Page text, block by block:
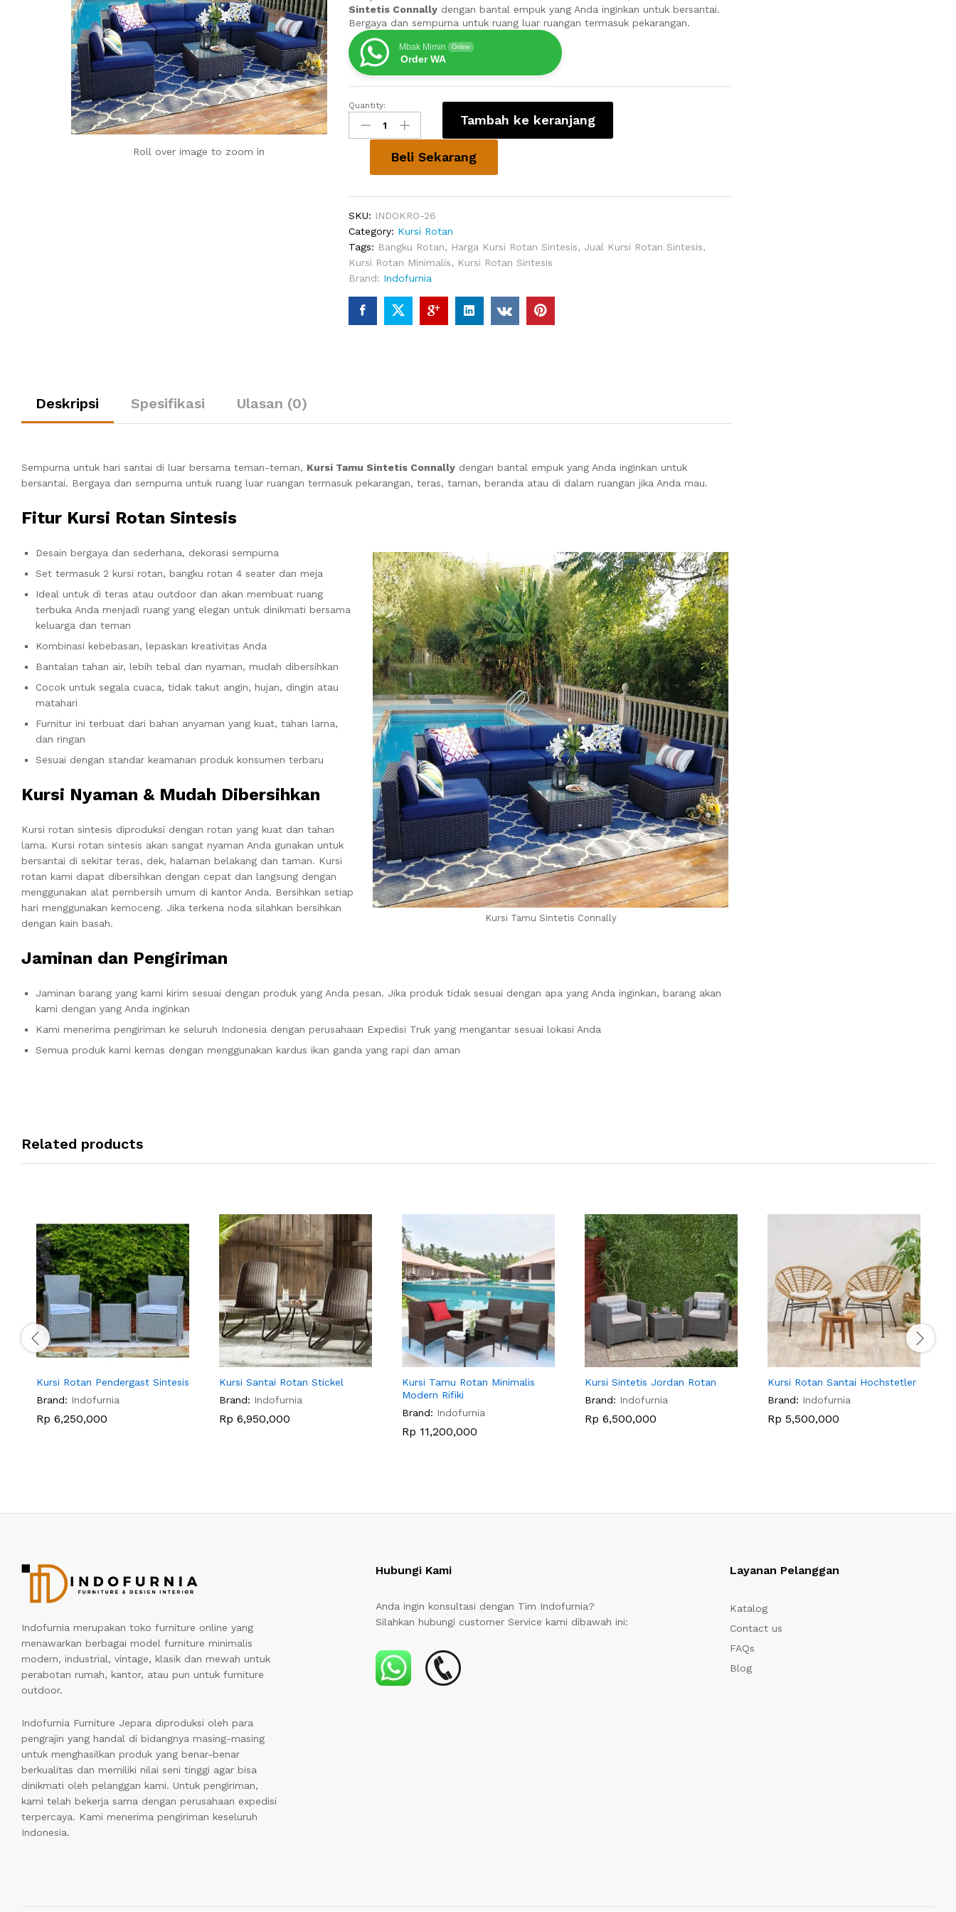
Roll over image to zoom in
Sintetis Connallydengan bantal empuk yang Anda inginkan untuk bersantai.
Bergaya dan sempurna untuk ruang luar ruangan termasuk pekarangan.
Mbak Mimin Online
Order WA
Kursi
Tamu
Sintetis
Quantity:
Tambah ke keranjang
Beli Sekarang
SKU: INDOKRO-26
Category: Kursi Rotan
Tags: Bangku Rotan, Harga Kursi Rotan Sintesis, Jual Kursi Rotan Sintesis,
Kursi Rotan Minimalis, Kursi Rotan Sintesis
Brand: Indofurnia
Deskripsi Spesifikasi Ulasan (0)
Sempurna untuk hari santai di luar bersama teman-teman, Kursi Tamu Sintetis Connally dengan bantal empuk yang Anda inginkan untuk
bersantai. Bergaya dan sempurna untuk ruang luar ruangan termasuk pekarangan, teras, taman, beranda atau di dalam ruangan jika Anda mau.
Fitur Kursi Rotan Sintesis
Kursi Tamu Sintetis Connally
Desain bergaya dan sederhana, dekorasi sempurna
Set termasuk 2 kursi rotan, bangku rotan 4 seater dan meja
Ideal untuk di teras atau outdoor dan akan membuat ruang
terbuka Anda menjadi ruang yang elegan untuk dinikmati bersama
keluarga dan teman
Kombinasi kebebasan, lepaskan kreativitas Anda
Bantalan tahan air, lebih tebal dan nyaman, mudah dibersihkan
Cocok untuk segala cuaca, tidak takut angin, hujan, dingin atau
matahari
Furnitur ini terbuat dari bahan anyaman yang kuat, tahan lama,
dan ringan
Sesuai dengan standar keamanan produk konsumen terbaru
Kursi Nyaman & Mudah Dibersihkan
Kursi rotan sintesis diproduksi dengan rotan yang kuat dan tahan
lama. Kursi rotan sintesis akan sangat nyaman Anda gunakan untuk
bersantai di sekitar teras, dek, halaman belakang dan taman. Kursi
rotan kami dapat dibersihkan dengan cepat dan langsung dengan
menggunakan alat pembersih umum di kantor Anda. Bersihkan setiap
hari menggunakan kemoceng. Jika terkena noda silahkan bersihkan
dengan kain basah.
Jaminan dan Pengiriman
Jaminan barang yang kami kirim sesuai dengan produk yang Anda pesan. Jika produk tidak sesuai dengan apa yang Anda inginkan, barang akan
kami dengan yang Anda inginkan
Kami menerima pengiriman ke seluruh Indonesia dengan perusahaan Expedisi Truk yang mengantar sesuai lokasi Anda
Semua produk kami kemas dengan menggunakan kardus ikan ganda yang rapi dan aman
Related products
Kursi Rotan Pendergast Sintesis
Brand: Indofurnia
Rp 6,250,000
Kursi Santai Rotan Stickel
Brand: Indofurnia
Rp 6,950,000
Kursi Tamu Rotan Minimalis
Modern Rifiki
Brand: Indofurnia
Rp 11,200,000
Kursi Sintetis Jordan Rotan
Brand: Indofurnia
Rp 6,500,000
Kursi Rotan Santai Hochstetler
Brand: Indofurnia
Rp 5,500,000
Indofurnia merupakan toko furniture online yang
menawarkan berbagai model furniture minimalis
modern, industrial, vintage, klasik dan mewah untuk
perabotan rumah, kantor, atau pun untuk furniture
outdoor.
Indofurnia Furniture Jepara diproduksi oleh para
pengrajin yang handal di bidangnya masing-masing
untuk menghasilkan produk yang benar-benar
berkualitas dan memiliki nilai seni tinggi agar bisa
dinikmati oleh pelanggan kami. Untuk pengiriman,
kami telah bekerja sama dengan perusahaan expedisi
terpercaya. Kami menerima pengiriman keseluruh
Indonesia.
Hubungi Kami
Anda ingin konsultasi dengan Tim Indofurnia?
Silahkan hubungi customer Service kami dibawah ini:
Layanan Pelanggan
Katalog
Contact us
FAQs
Blog